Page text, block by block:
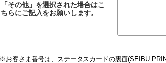
「その他」を選択された場合はこ
ちらにご記入をお願いします。
※お客さま番号は、ステータスカードの裏面(SEIBU